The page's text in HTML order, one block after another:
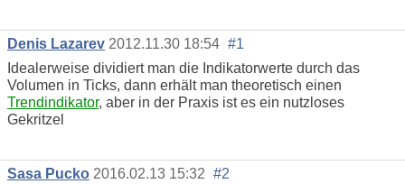
Denis Lazarev 2012.11.30 18:54 #1
Idealerweise dividiert man die Indikatorwerte durch das
Volumen in Ticks, dann erhält man theoretisch einen
Trendindikator, aber in der Praxis ist es ein nutzloses
Gekritzel
Sasa Pucko 2016.02.13 15:32 #2